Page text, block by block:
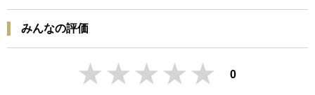
みんなの評価
0